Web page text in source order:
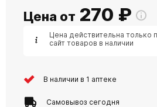
Цена от 270 ₽
Цена действительна только
сайт товаров в наличии
В наличии в 1 аптеке
Самовывоз сегодня